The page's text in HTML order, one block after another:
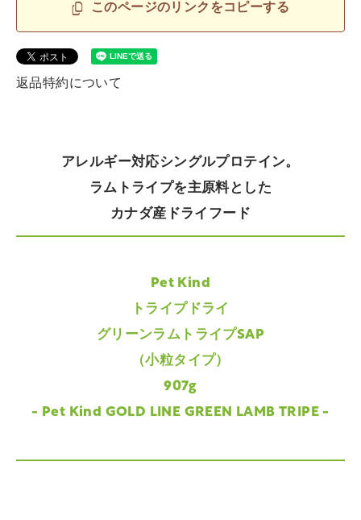
このページのリンクをコピーする
返品特約について
アレルギー対応シングルプロテイン。
ラムトライプを主原料とした
カナダ産ドライフード
Pet Kind
トライプドライ
グリーンラムトライプSAP
（小粒タイプ）
907g
- Pet Kind GOLD LINE GREEN LAMB TRIPE -